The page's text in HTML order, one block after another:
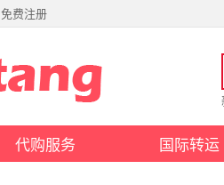
免费注册
代购服务 国际转运